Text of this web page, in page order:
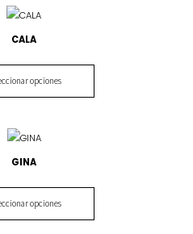
CALA
opciones
GINA
opciones